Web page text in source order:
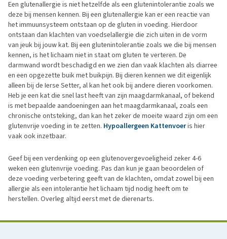
Een glutenallergie is niet hetzelfde als een glutenintolerantie zoals we
deze bij mensen kennen. Bij een glutenallergie kan er een reactie van
het immuunsysteem ontstaan op de gluten in voeding. Hierdoor
ontstaan dan klachten van voedselallergie die zich uiten in de vorm
van jeuk bij jouw kat. Bij een glutenintolerantie zoals we die bij mensen
kennen, is het lichaam niet in staat om gluten te verteren. De
darmwand wordt beschadigd en we zien dan vaak klachten als diarree
en een opgezette buik met buikpijn. Bij dieren kennen we dit eigenlijk
alleen bij de Ierse Setter, al kan het ook bij andere dieren voorkomen.
Heb je een kat die snel last heeft van zijn maagdarmkanaal, of bekend
is met bepaalde aandoeningen aan het maagdarmkanaal, zoals een
chronische ontsteking, dan kan het zeker de moeite waard zijn om een
glutenvrije voeding in te zetten. Hypoallergeen Kattenvoeris hier
vaak ook inzetbaar.
Geef bij een verdenking op een glutenovergevoeligheid zeker 4-6
weken een glutenvrije voeding. Pas dan kun je gaan beoordelen of
deze voeding verbetering geeft van de klachten, omdat zowel bij een
allergie als een intolerantie het lichaam tijd nodig heeft om te
herstellen. Overleg altijd eerst met de dierenarts.